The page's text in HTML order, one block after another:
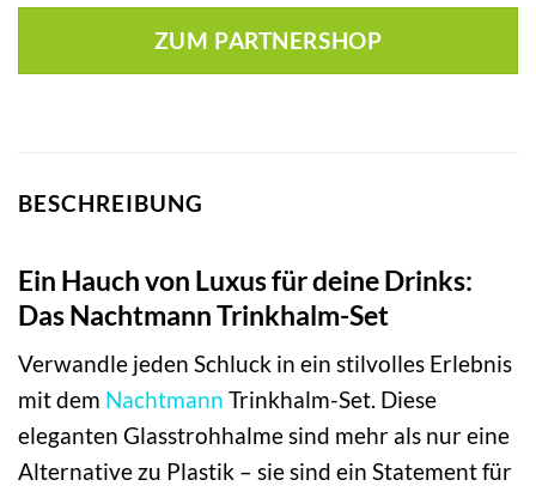
ZUM PARTNERSHOP
BESCHREIBUNG
Ein Hauch von Luxus für deine Drinks:
Das Nachtmann Trinkhalm-Set
Verwandle jeden Schluck in ein stilvolles Erlebnis
mit dem Nachtmann Trinkhalm-Set. Diese
eleganten Glasstrohhalme sind mehr als nur eine
Alternative zu Plastik – sie sind ein Statement für